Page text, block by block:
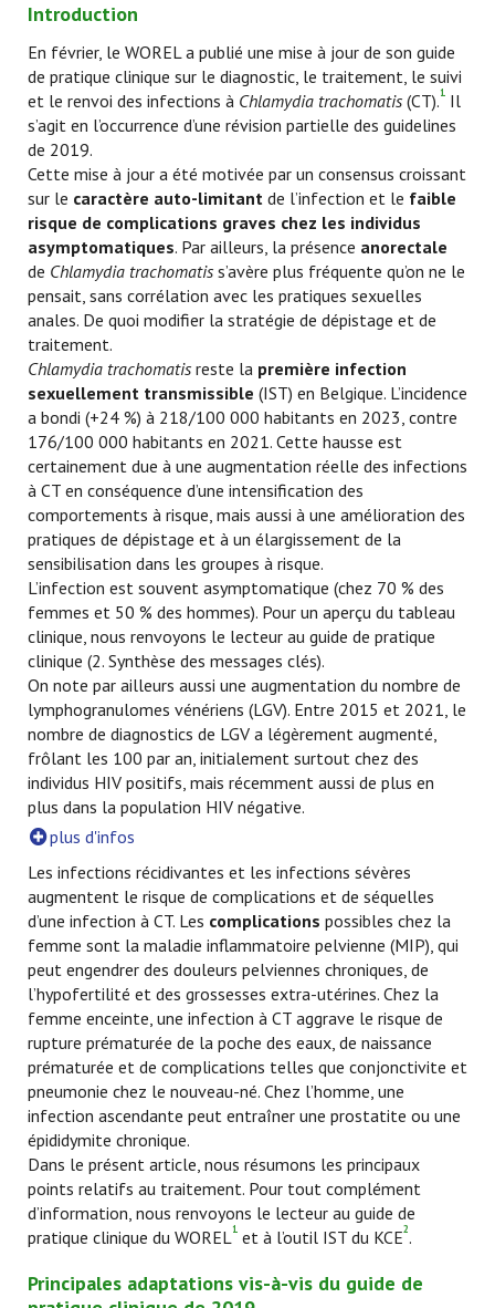
Introduction
En février, le WOREL a publié une mise à jour de son guide
de pratique clinique sur le diagnostic, le traitement, le suivi
et le renvoi des infections à Chlamydia trachomatis (CT).1
Il
s’agit en l’occurrence d’une révision partielle des guidelines
de 2019.
Cette mise à jour a été motivée par un consensus croissant
sur le caractère auto-limitant de l’infection et le faible
risque de complications graves chez les individus
asymptomatiques. Par ailleurs, la présence anorectale
de Chlamydia trachomatis s’avère plus fréquente qu’on ne le
pensait, sans corrélation avec les pratiques sexuelles
anales. De quoi modifier la stratégie de dépistage et de
traitement.
Chlamydia trachomatis reste la première infection
sexuellement transmissible (IST) en Belgique. L’incidence
a bondi (+24 %) à 218/100 000 habitants en 2023, contre
176/100 000 habitants en 2021. Cette hausse est
certainement due à une augmentation réelle des infections
à CT en conséquence d’une intensification des
comportements à risque, mais aussi à une amélioration des
pratiques de dépistage et à un élargissement de la
sensibilisation dans les groupes à risque.
L’infection est souvent asymptomatique (chez 70 % des
femmes et 50 % des hommes). Pour un aperçu du tableau
clinique, nous renvoyons le lecteur au guide de pratique
clinique (2. Synthèse des messages clés).
On note par ailleurs aussi une augmentation du nombre de
lymphogranulomes vénériens (LGV). Entre 2015 et 2021, le
nombre de diagnostics de LGV a légèrement augmenté,
frôlant les 100 par an, initialement surtout chez des
individus HIV positifs, mais récemment aussi de plus en
plus dans la population HIV négative.
plus d'infos
Les infections récidivantes et les infections sévères
augmentent le risque de complications et de séquelles
d’une infection à CT. Les complications possibles chez la
femme sont la maladie inflammatoire pelvienne (MIP), qui
peut engendrer des douleurs pelviennes chroniques, de
l’hypofertilité et des grossesses extra-utérines. Chez la
femme enceinte, une infection à CT aggrave le risque de
rupture prématurée de la poche des eaux, de naissance
prématurée et de complications telles que conjonctivite et
pneumonie chez le nouveau-né. Chez l’homme, une
infection ascendante peut entraîner une prostatite ou une
épididymite chronique.
Dans le présent article, nous résumons les principaux
points relatifs au traitement. Pour tout complément
d’information, nous renvoyons le lecteur au guide de
pratique clinique du WOREL1 et à l’outil IST du KCE2.
Principales adaptations vis-à-vis du guide de